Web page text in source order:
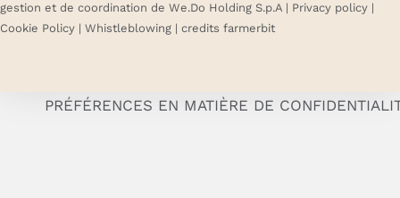
gestion et de coordination de We.Do Holding S.p.A | Privacy policy |
Cookie Policy | Whistleblowing | credits farmerbit